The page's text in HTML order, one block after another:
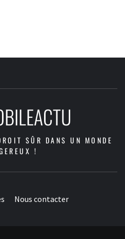
SÛR DANS UN MONDE
!
Nous contacter